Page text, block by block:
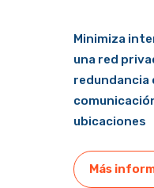
Minimiza
una red
redundancia
ubicaciones
Más